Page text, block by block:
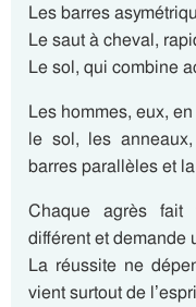
Les barres
Le saut à cheval,
Le sol, qui combine
Les hommes, eux,
le sol, les
barres parallèles et
Chaque agrès fait
différent et demande
La réussite ne
vient surtout de